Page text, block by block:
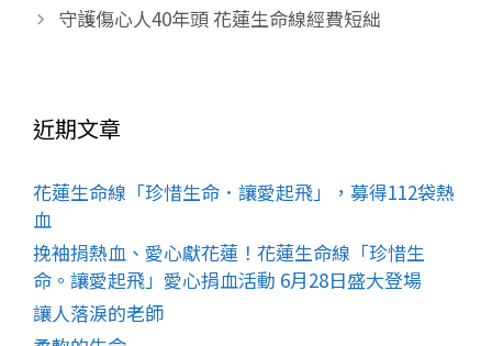
守護傷心人40年頭 花蓮生命線經費短絀
近期文章
花蓮生命線「珍惜生命．讓愛起飛」，募得112袋熱
血
挽袖捐熱血、愛心獻花蓮！花蓮生命線「珍惜生
命。讓愛起飛」愛心捐血活動 6月28日盛大登場
讓人落淚的老師